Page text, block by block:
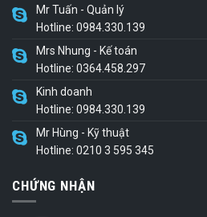
Mr Tuấn - Quản lý
Hotline: 0984.330.139
Mrs Nhung - Kế toán
Hotline: 0364.458.297
Kinh doanh
Hotline: 0984.330.139
Mr Hùng - Kỹ thuật
Hotline: 0210 3 595 345
CHỨNG NHẬN